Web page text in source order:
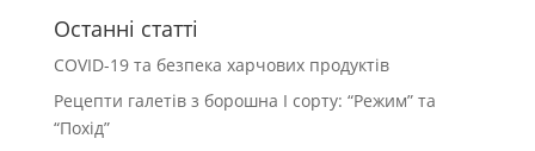
Останні статті
COVID-19 та безпека харчових продуктів
Рецепти галетів з борошна І сорту: “Режим” та
“Похід”